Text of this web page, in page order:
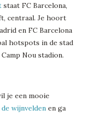
staat FC Barcelona,
centraal. Je hoort
en FC Barcelona
hotspots in de stad
Nou stadion.
je een mooie
wijnvelden en ga